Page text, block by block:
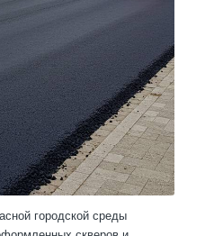
городской среды